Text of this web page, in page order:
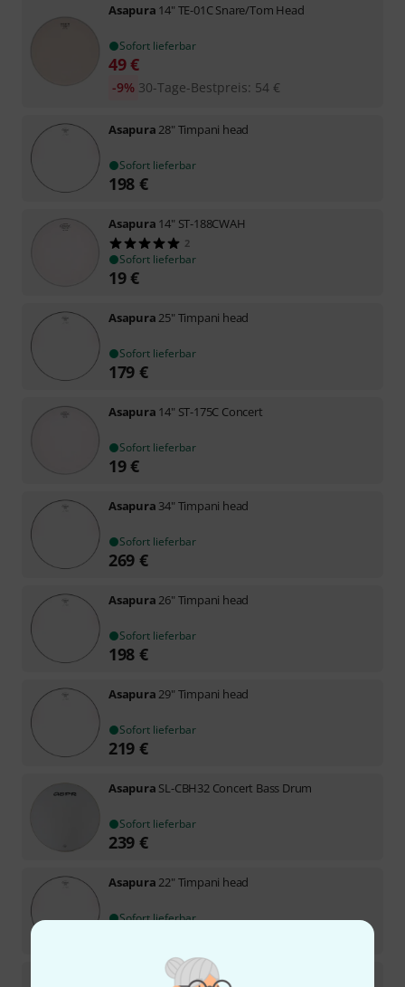
Asapura 14" TE-01C Snare/Tom Head
Sofort lieferbar
49€
30-Tage-Bestpreis: 54 €
-9%
Asapura 28" Timpani head
Sofort lieferbar
198 €
Asapura 14" ST-188CWAH
2
Sofort lieferbar
19€
Asapura 25" Timpani head
Sofort lieferbar
179 €
Asapura 14" ST-175C Concert
Sofort lieferbar
19€
Asapura 34" Timpani head
Sofort lieferbar
269 €
Asapura 26" Timpani head
Sofort lieferbar
198 €
Asapura 29" Timpani head
Sofort lieferbar
219 €
Asapura SL-CBH32 Concert Bass Drum
Sofort lieferbar
239 €
Asapura 22" Timpani head
Sofort lieferbar
23" Timpani head